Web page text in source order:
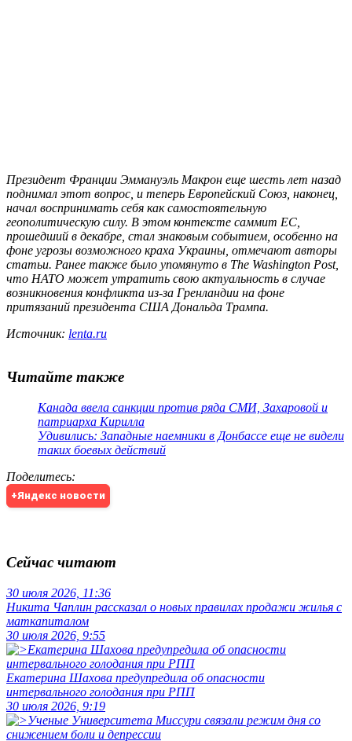
Президент Франции Эммануэль Макрон еще шесть лет назад
поднимал этот вопрос, и теперь Европейский Союз, наконец,
начал воспринимать себя как самостоятельную
геополитическую силу. В этом контексте саммит ЕС,
прошедший в декабре, стал знаковым событием, особенно на
фоне угрозы возможного краха Украины, отмечают авторы
статьи. Ранее также было упомянуто в The Washington Post,
что НАТО может утратить свою актуальность в случае
возникновения конфликта из-за Гренландии на фоне
притязаний президента США Дональда Трампа.
Источник: lenta.ru
Читайте также
Канада ввела санкции против ряда СМИ, Захаровой и
патриарха Кирилла
Удивились: Западные наемники в Донбассе еще не видели
таких боевых действий
Поделитесь:
+Яндекс новости
Сейчас читают
30 июля 2026, 11:36
Никита Чаплин рассказал о новых правилах продажи жилья с
маткапиталом
30 июля 2026, 9:55
Екатерина Шахова предупредила об опасности
интервального голодания при РПП
30 июля 2026, 9:19